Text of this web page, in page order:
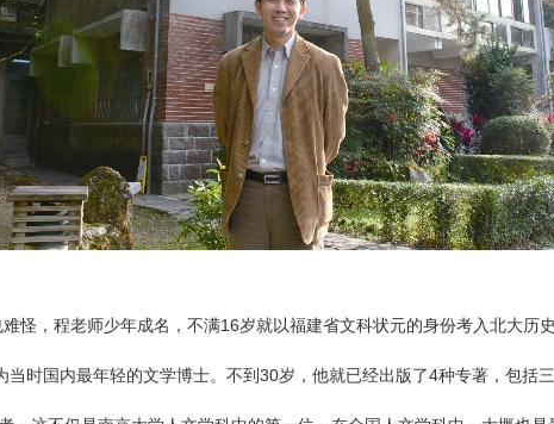
怪，程老师少年成名，不满16岁就以福建省文科状元的身份考入北大历
时国内最年轻的文学博士。不到30岁，他就已经出版了4种专著，包括